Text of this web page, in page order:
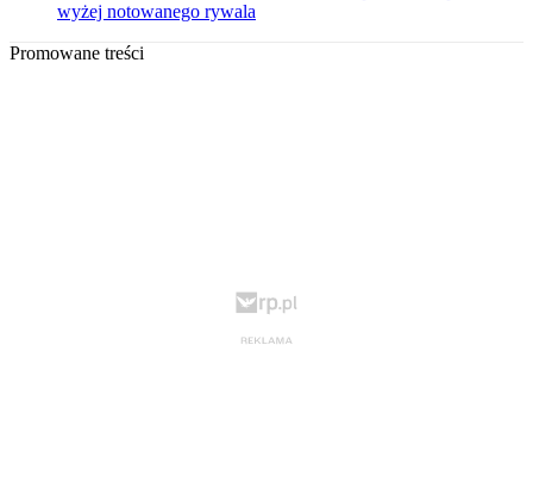
wyżej notowanego rywala
Promowane treści